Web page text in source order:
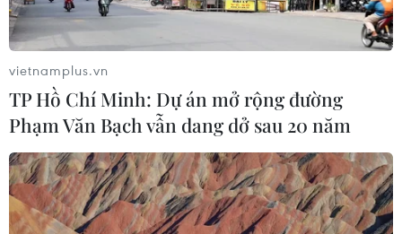
Manchester United mời đội "Lợn Rừng"
thăm sân Old Trafford
11/07/2018 01:58
vietnamplus.vn
TP Hồ Chí Minh: Dự án mở rộng đường
Phạm Văn Bạch vẫn dang dở sau 20 năm